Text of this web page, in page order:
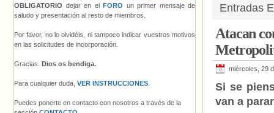
Entradas
Atacan
miércoles, 29
Si se
van a
OBLIGATORIO dejar en el FORO un primer mensaje de
saludo y presentación al resto de miembros.
Por favor, no lo olvidéis, ni tampoco indicar vuestros motivos
en las solicitudes de incorporación.
Gracias. Dios os bendiga.
Para cualquier duda, VER INSTRUCCIONES
Puedes ponerte en contacto con nosotros a través de la